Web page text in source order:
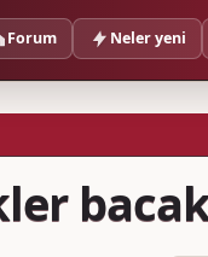
Forum Neler yeni